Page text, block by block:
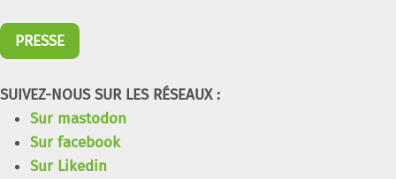
PRESSE
SUIVEZ-NOUS SUR LES RÉSEAUX :
Sur mastodon
Sur facebook
Sur Likedin